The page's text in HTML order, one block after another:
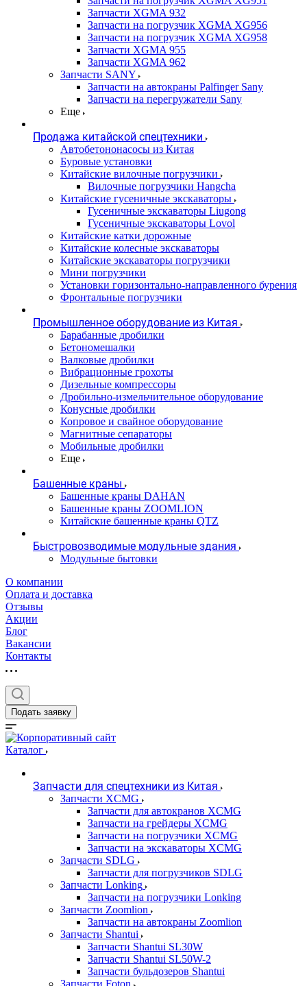
Запчасти XGMA 932
Запчасти на погрузчик XGMA XG956
Запчасти на погрузчик XGMA XG958
Запчасти XGMA 955
Запчасти XGMA 962
Запчасти SANY
Запчасти на автокраны Palfinger Sany
Запчасти на перегружатели Sany
Еще
Продажа китайской спецтехники
Автобетононасосы из Китая
Буровые установки
Китайские вилочные погрузчики
Вилочные погрузчики Hangcha
Китайские гусеничные экскаваторы
Гусеничные экскаваторы Liugong
Гусеничные экскаваторы Lovol
Китайские катки дорожные
Китайские колесные экскаваторы
Китайские экскаваторы погрузчики
Мини погрузчики
Установки горизонтально-направленного бурения
Фронтальные погрузчики
Промышленное оборудование из Китая
Барабанные дробилки
Бетономешалки
Валковые дробилки
Вибрационные грохоты
Дизельные компрессоры
Дробильно-измельчительное оборудование
Конусные дробилки
Копровое и свайное оборудование
Магнитные сепараторы
Мобильные дробилки
Еще
Башенные краны
Башенные краны DAHAN
Башенные краны ZOOMLION
Китайские башенные краны QTZ
Быстровозводимые модульные здания
Модульные бытовки
О компании
Оплата и доставка
Отзывы
Акции
Блог
Вакансии
Контакты
Подать заявку
Каталог
Запчасти для спецтехники из Китая
Запчасти XCMG
Запчасти для автокранов XCMG
Запчасти на грейдеры XCMG
Запчасти на погрузчики XCMG
Запчасти на экскаваторы XCMG
Запчасти SDLG
Запчасти для погрузчиков SDLG
Запчасти Lonking
Запчасти на погрузчики Lonking
Запчасти Zoomlion
Запчасти на автокраны Zoomlion
Запчасти Shantui
Запчасти Shantui SL30W
Запчасти Shantui SL50W-2
Запчасти бульдозеров Shantui
Запчасти Foton